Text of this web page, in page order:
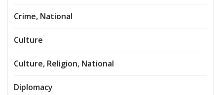
Crime, National
Culture
Culture, Religion, National
Diplomacy